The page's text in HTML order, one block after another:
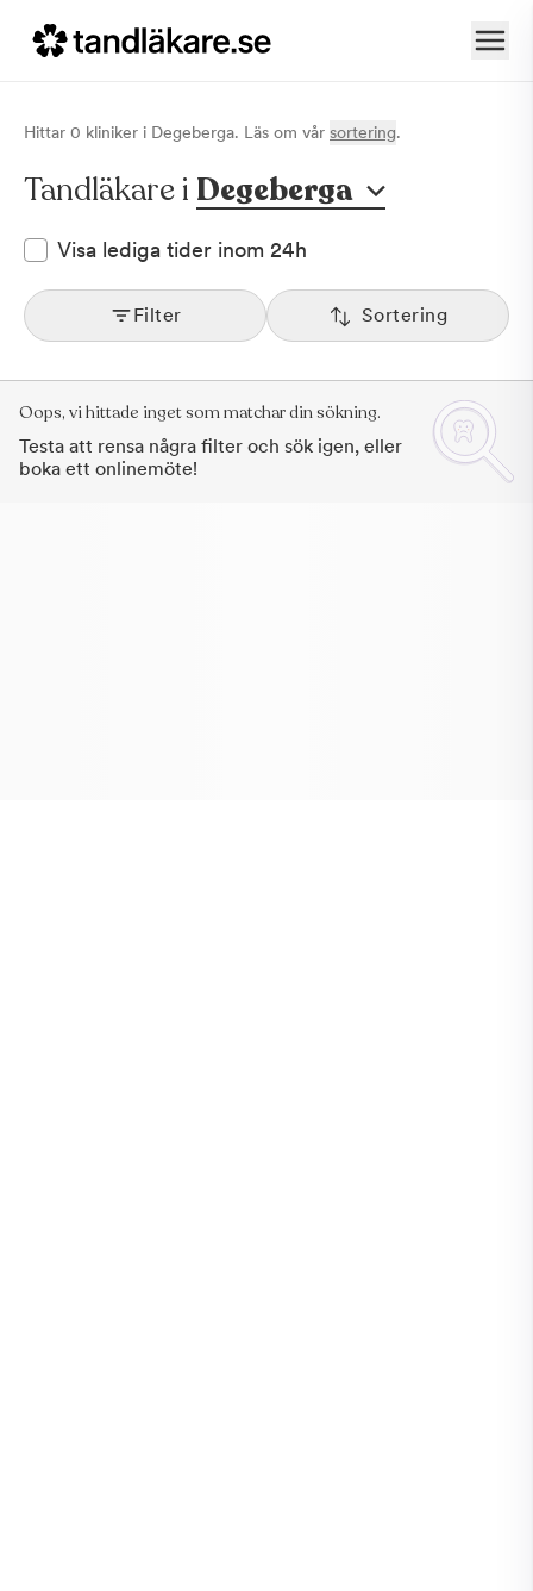
Hittar 0 kliniker i Degeberga. Läs om vår sortering.
Tandläkare i Degeberga
Visa lediga tider inom 24h
Filter Sortering
Oops, vi hittade inget som matchar din sökning.
Testa att rensa några filter och sök igen, eller
boka ett onlinemöte!